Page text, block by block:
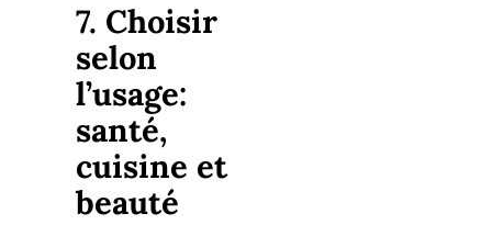
7. Choisir
selon
l’usage:
santé,
cuisine et
beauté